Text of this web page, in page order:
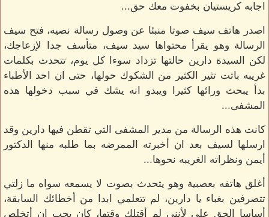
اجابه كريستيان بخفوت معك حق...
اصدر هاتف سيف صوتا منبئا عن وصول رسالة نصيه، فتح سيف
الرسالة وهو يقرأ محتواها سيد سيف، متأسف جدا لإزعاجك،
لكن السيدة دارين حالتها تزداد سوءا كل يوم، تتحدث بكلمات
غريبه باتت تثير الكثير من الشكوك حولها، حتى ان احد الأطباء
بدأ يبحث ورائها كثيرا ويبدو انه يشك في سبب دخولها هذه
المشفى...
كانت هذه الرسالة من مدير المشفى التي تقطن فيها دارين وقد
ارسلها لسيف بعد ان أخبرته الممرضه بما طلبه منها الدكتور
أيمن ونظراته الغريبه نحوها...
أغلق هاتفه بعصبية وهو يتحدث بصوت لا يسمعه سواه ما زلتي
تتصرفين بغباء يا دارين، لم تتعلمي ابدا من أخطائك السابقة،
أساسا الحق علي لأنني لم أقتلك وقتها، كان يجب ان أتخلص